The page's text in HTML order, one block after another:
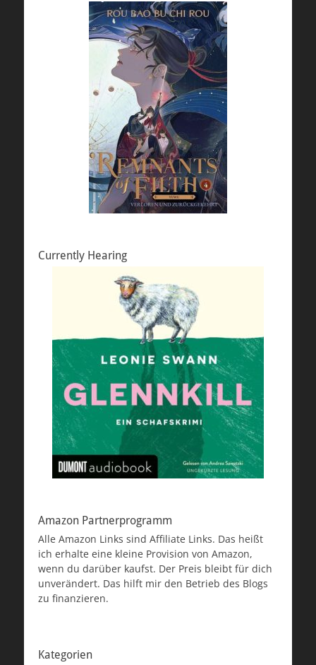
Currently Hearing
Amazon Partnerprogramm
Alle Amazon Links sind Affiliate Links. Das heißt
ich erhalte eine kleine Provision von Amazon,
wenn du darüber kaufst. Der Preis bleibt für dich
unverändert. Das hilft mir den Betrieb des Blogs
zu finanzieren.
Kategorien